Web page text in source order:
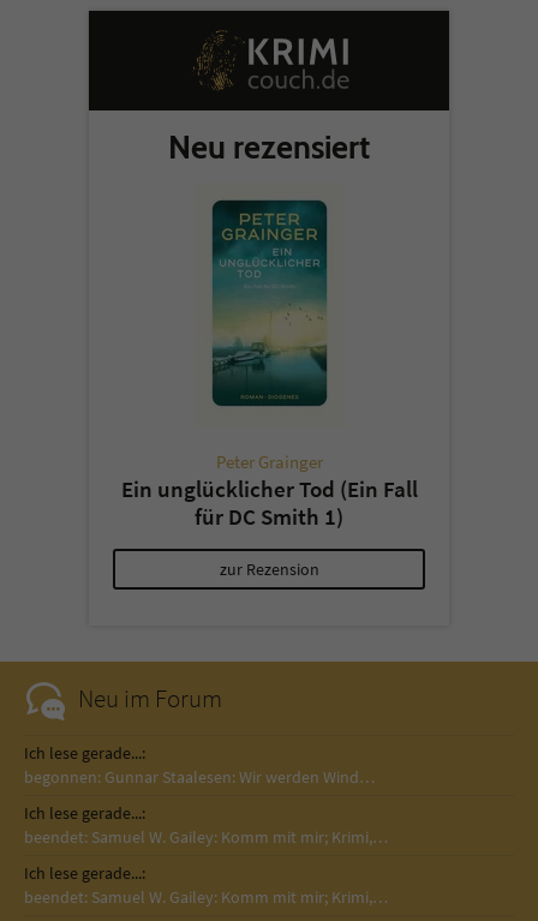
Neu rezensiert
Peter Grainger
Ein unglücklicher Tod (Ein Fall
für DC Smith 1)
zur Rezension
Neu im Forum
Ich lese gerade...:
begonnen: Gunnar Staalesen: Wir werden Wind…
Ich lese gerade...:
beendet: Samuel W. Gailey: Komm mit mir; Krimi,…
Ich lese gerade...:
beendet: Samuel W. Gailey: Komm mit mir; Krimi,…